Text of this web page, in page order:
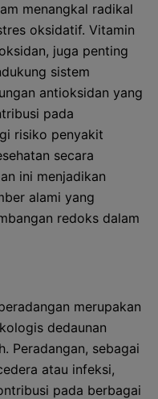
menangkal radikal
oksidatif. Vitamin
juga penting
sistem
antioksidan yang
pada
risiko penyakit
secara
ini menjadikan
alami yang
redoks dalam
merupakan
dedaunan
Peradangan, sebagai
atau infeksi,
pada berbagai